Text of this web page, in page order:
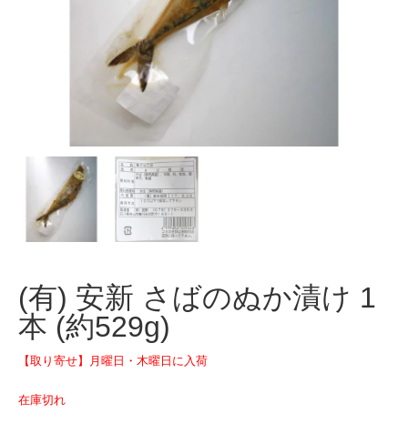
(有) 安新 さばのぬか漬け 1
本 (約529g)
【取り寄せ】月曜日・木曜日に入荷
在庫切れ